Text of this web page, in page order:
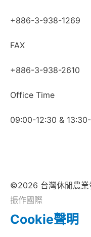
+886-3-938-1269
FAX
+886-3-938-2610
Office Time
09:00-12:30 &
©2026 台灣休閒農業
振作國際
Cookie聲明